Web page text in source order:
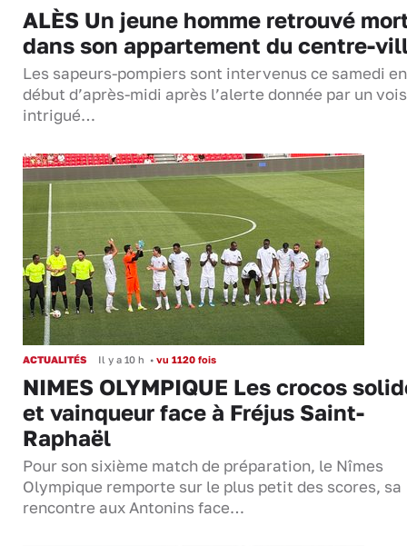
ALÈS Un jeune homme retrouvé
dans son appartement du centre-
Les sapeurs-pompiers sont intervenus ce samedi en
début d’après-midi après l’alerte donnée par un
intrigué…
ACTUALITÉS Il y a 10 h • vu 1120 fois
NIMES OLYMPIQUE Les crocos
et vainqueur face à Fréjus Saint-
Raphaël
Pour son sixième match de préparation, le Nîmes
Olympique remporte sur le plus petit des scores, sa
rencontre aux Antonins face…